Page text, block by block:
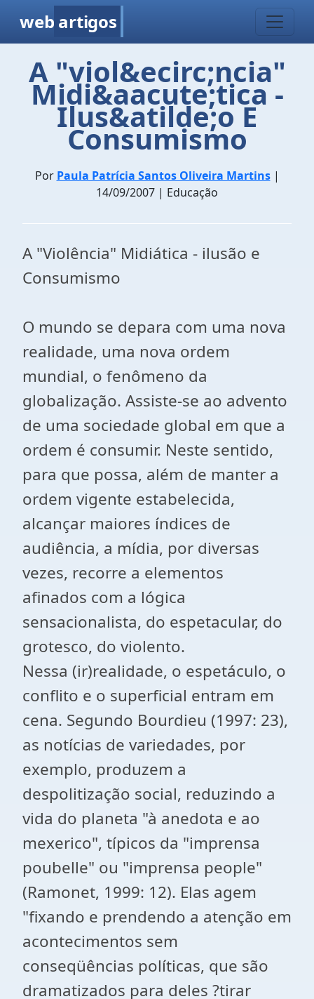
web artigos
A "viol&ecirc;ncia"
Midi&aacute;tica -
Ilus&atilde;o E
Consumismo
Por Paula Patrícia Santos Oliveira Martins|
14/09/2007 | Educação
A "Violência" Midiática - ilusão e
Consumismo
O mundo se depara com uma nova
realidade, uma nova ordem
mundial, o fenômeno da
globalização. Assiste-se ao advento
de uma sociedade global em que a
ordem é consumir. Neste sentido,
para que possa, além de manter a
ordem vigente estabelecida,
alcançar maiores índices de
audiência, a mídia, por diversas
vezes, recorre a elementos
afinados com a lógica
sensacionalista, do espetacular, do
grotesco, do violento.
Nessa (ir)realidade, o espetáculo, o
conflito e o superficial entram em
cena. Segundo Bourdieu (1997: 23),
as notícias de variedades, por
exemplo, produzem a
despolitização social, reduzindo a
vida do planeta "à anedota e ao
mexerico", típicos da "imprensa
poubelle" ou "imprensa people"
(Ramonet, 1999: 12). Elas agem
"fixando e prendendo a atenção em
acontecimentos sem
conseqüências políticas, que são
dramatizados para deles ?tirar